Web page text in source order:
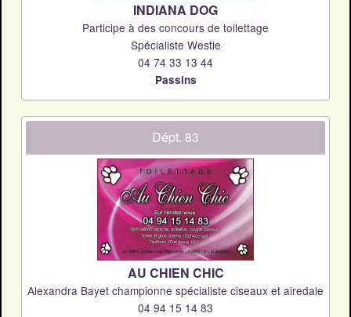
INDIANA DOG
Participe à des concours de toilettage
Spécialiste Westie
04 74 33 13 44
Passins
Dépt. 83
AU CHIEN CHIC
Alexandra Bayet championne spécialiste ciseaux et airedale
04 94 15 14 83